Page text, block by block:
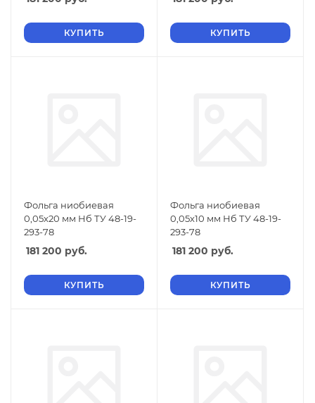
КУПИТЬ КУПИТЬ
Фольга ниобиевая
0,05х20 мм Нб ТУ 48-19-
293-78
181 200 руб.
КУПИТЬ
Фольга ниобиевая
0,05х10 мм Нб ТУ 48-19-
293-78
181 200 руб.
КУПИТЬ